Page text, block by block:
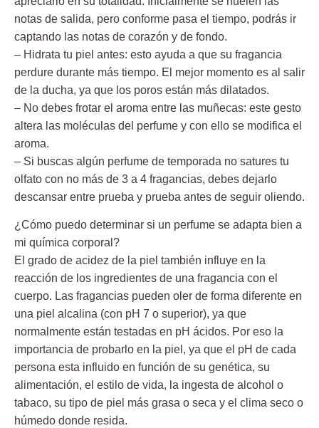
notas de salida, pero conforme pasa el tiempo, podrás ir
captando las notas de corazón y de fondo.
– Hidrata tu piel antes: esto ayuda a que su fragancia
perdure durante más tiempo. El mejor momento es al salir
de la ducha, ya que los poros están más dilatados.
– No debes frotar el aroma entre las muñecas: este gesto
altera las moléculas del perfume y con ello se modifica el
aroma.
– Si buscas algún perfume de temporada no satures tu
olfato con no más de 3 a 4 fragancias, debes dejarlo
descansar entre prueba y prueba antes de seguir oliendo.
¿Cómo puedo determinar si un perfume se adapta bien a
mi química corporal?
El grado de acidez de la piel también influye en la
reacción de los ingredientes de una fragancia con el
cuerpo. Las fragancias pueden oler de forma diferente en
una piel alcalina (con pH 7 o superior), ya que
normalmente están testadas en pH ácidos. Por eso la
importancia de probarlo en la piel, ya que el pH de cada
persona esta influido en función de su genética, su
alimentación, el estilo de vida, la ingesta de alcohol o
tabaco, su tipo de piel más grasa o seca y el clima seco o
húmedo donde resida.